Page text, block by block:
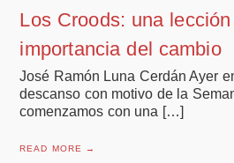
Los Croods: una
importancia del cambio
José Ramón Luna Cerdán Ayer
descanso con motivo de la
comenzamos con una […]
READ MORE →